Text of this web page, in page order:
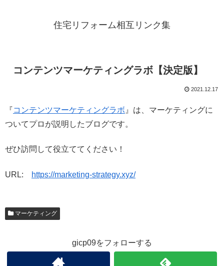
住宅リフォーム相互リンク集
コンテンツマーケティングラボ【決定版】
2021.12.17
『コンテンツマーケティングラボ 』は、マーケティングに
ついてプロが説明したブログです。
ぜひ訪問して役立ててください！
URL: https://marketing-strategy.xyz/
マーケティング
gicp09をフォローする